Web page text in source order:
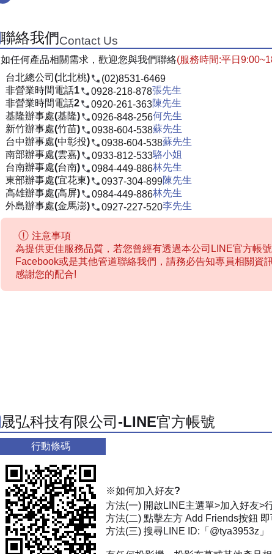
聯絡我們Contact Us
如任何產品相關需求，歡迎您與我們聯絡(服務時間:平日
台北總公司(北北桃)
(02)8531-6469
非營業時間電話1
0928-218-878張先生
非營業時間電話2
0920-261-363陳先生
基隆辦事處(基隆)
0926-848-256何先生
新竹辦事處(竹苗)
0938-604-538蘇先生
台中辦事處(中彰投)
0938-604-538蘇先生
南部辦事處(雲嘉)
0933-812-533駱小姐
台南辦事處(台南)
0984-449-886林先生
東部辦事處(宜花東)
0937-304-899陳先生
高雄辦事處(高屏)
0984-449-886林先生
外島辦事處(金馬澎)
0927-227-520李先生
注意事項
為提供更佳服務品質，若您曾經有透過本公司LINE官方帳號
Facebook或是其他管道聯絡我們，請務必告知專員相關資訊
感謝您的配合!
晟弘科技有限公司-LINE官方帳號
行動條碼
※如何加入好友?
方法(一) 開啟LINE主選單>加入好友>
方法(二) 點擊左方 Add Friends按鈕
方法(三) 搜尋LINE ID:「@tya3953z」